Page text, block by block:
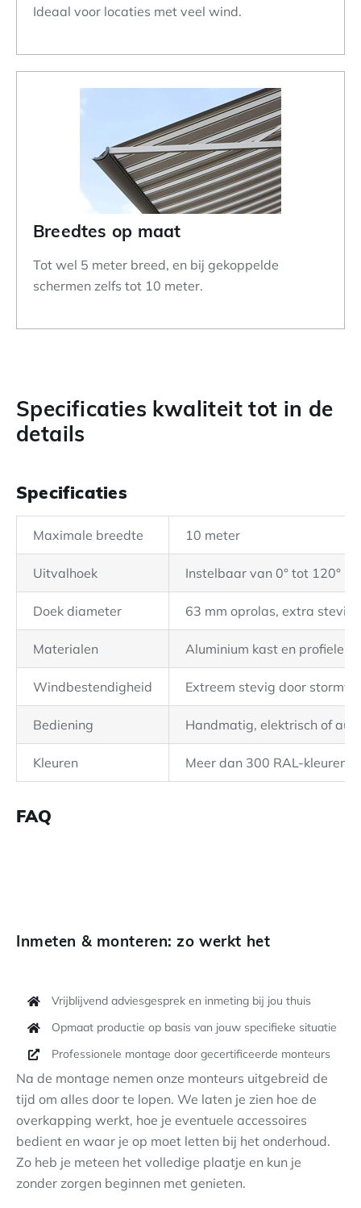
Ideaal voor locaties met veel wind.
Breedtes op maat
Tot wel 5 meter breed, en bij gekoppelde
schermen zelfs tot 10 meter.
Specificaties kwaliteit tot in de
details
Specificaties
Maximale breedte 10 meter
Uitvalhoek Instelbaar van 0° tot 120°
Doek diameter 63 mm oprolas, extra stevig
Materialen Aluminium kast en
Windbestendigheid Extreem stevig door
Bediening Handmatig, elektrisch of
Kleuren Meer dan 300 RAL-kleuren
FAQ
Inmeten & monteren: zo werkt het
Vrijblijvend adviesgesprek en inmeting bij jou thuis
Opmaat productie op basis van jouw specifieke situatie
Professionele montage door gecertificeerde monteurs
Na de montage nemen onze monteurs uitgebreid de
tijd om alles door te lopen. We laten je zien hoe de
overkapping werkt, hoe je eventuele accessoires
bedient en waar je op moet letten bij het onderhoud.
Zo heb je meteen het volledige plaatje en kun je
zonder zorgen beginnen met genieten.